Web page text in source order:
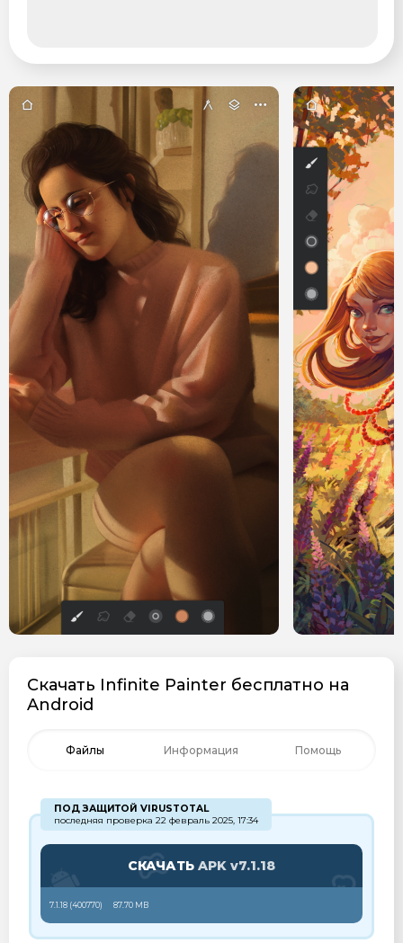
Скачать ​Infinite Painter бесплатно на
Android
Файлы Информация Помощь
ПОД ЗАЩИТОЙ VIRUSTOTAL
последняя проверка 22 февраль 2025, 17:34
СКАЧАТЬ APK v7.1.18
7.1.18 (400770) 87.70 MB